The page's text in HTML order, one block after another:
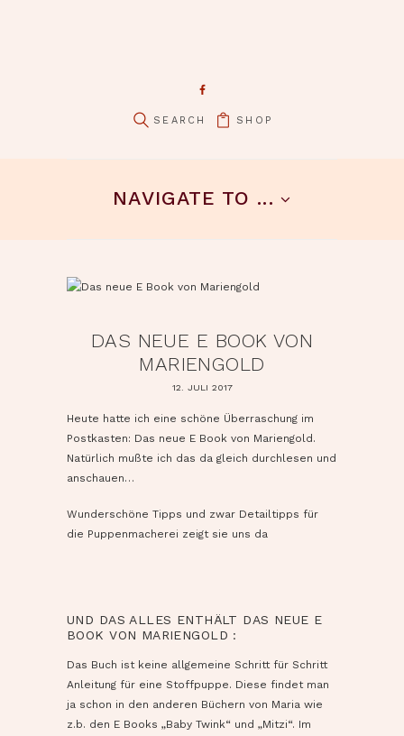
SHOP
NAVIGATE TO ...
DAS NEUE E BOOK VON
MARIENGOLD
12. JULI 2017
Heute hatte ich eine schöne Überraschung im
Postkasten: Das neue E Book von Mariengold.
Natürlich mußte ich das da gleich durchlesen und
anschauen…
Wunderschöne Tipps und zwar Detailtipps für
die Puppenmacherei zeigt sie uns da
UND DAS ALLES ENTHÄLT DAS NEUE E
BOOK VON MARIENGOLD :
Das Buch ist keine allgemeine Schritt für Schritt
Anleitung für eine Stoffpuppe. Diese findet man
ja schon in den anderen Büchern von Maria wie
z.b. den E Books „Baby Twink“ und „Mitzi“. Im